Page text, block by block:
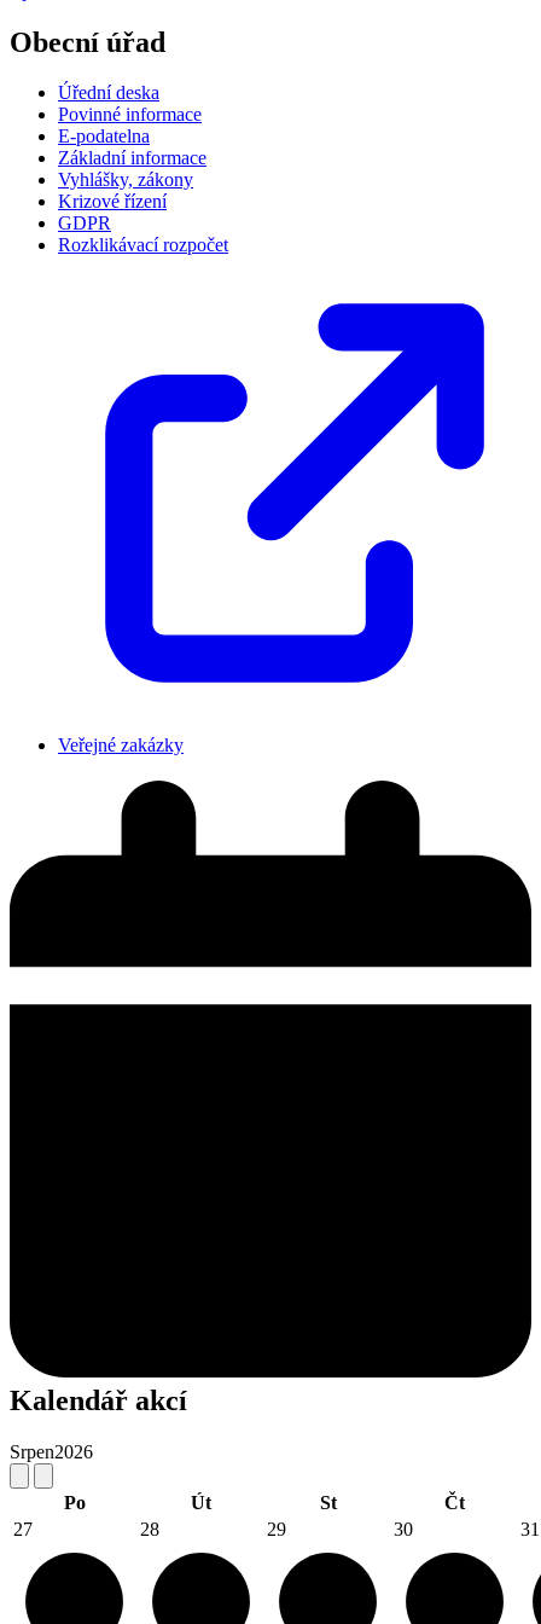
Obecní úřad
Úřední deska
Povinné informace
E-podatelna
Základní informace
Vyhlášky, zákony
Krizové řízení
GDPR
Rozklikávací rozpočet
Veřejné zakázky
Kalendář akcí
Srpen2026
Po Út St
Čt
27
28 29 30 31